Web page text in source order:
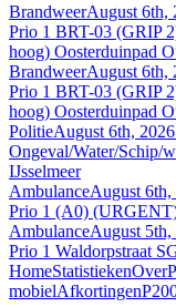
BrandweerAugust 6th,
Prio 1 BRT-03 (GRIP
hoog) Oosterduinpad
BrandweerAugust 6th,
Prio 1 BRT-03 (GRIP
hoog) Oosterduinpad
PolitieAugust 6th,
Ongeval/Water/Schip/
IJsselmeer
AmbulanceAugust
Prio 1 (A0)
AmbulanceAugust
Prio 1 Waldorpstraat
HomeStatistiekenOver
mobielAfkortingen